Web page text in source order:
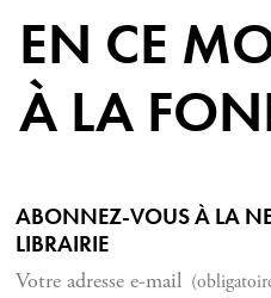
EN CE
À LA
ABONNEZ-VOUS À LA
LIBRAIRIE
Votre adresse e-mail